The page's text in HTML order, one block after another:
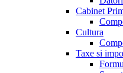
Cabinet
Cultura
Taxe si